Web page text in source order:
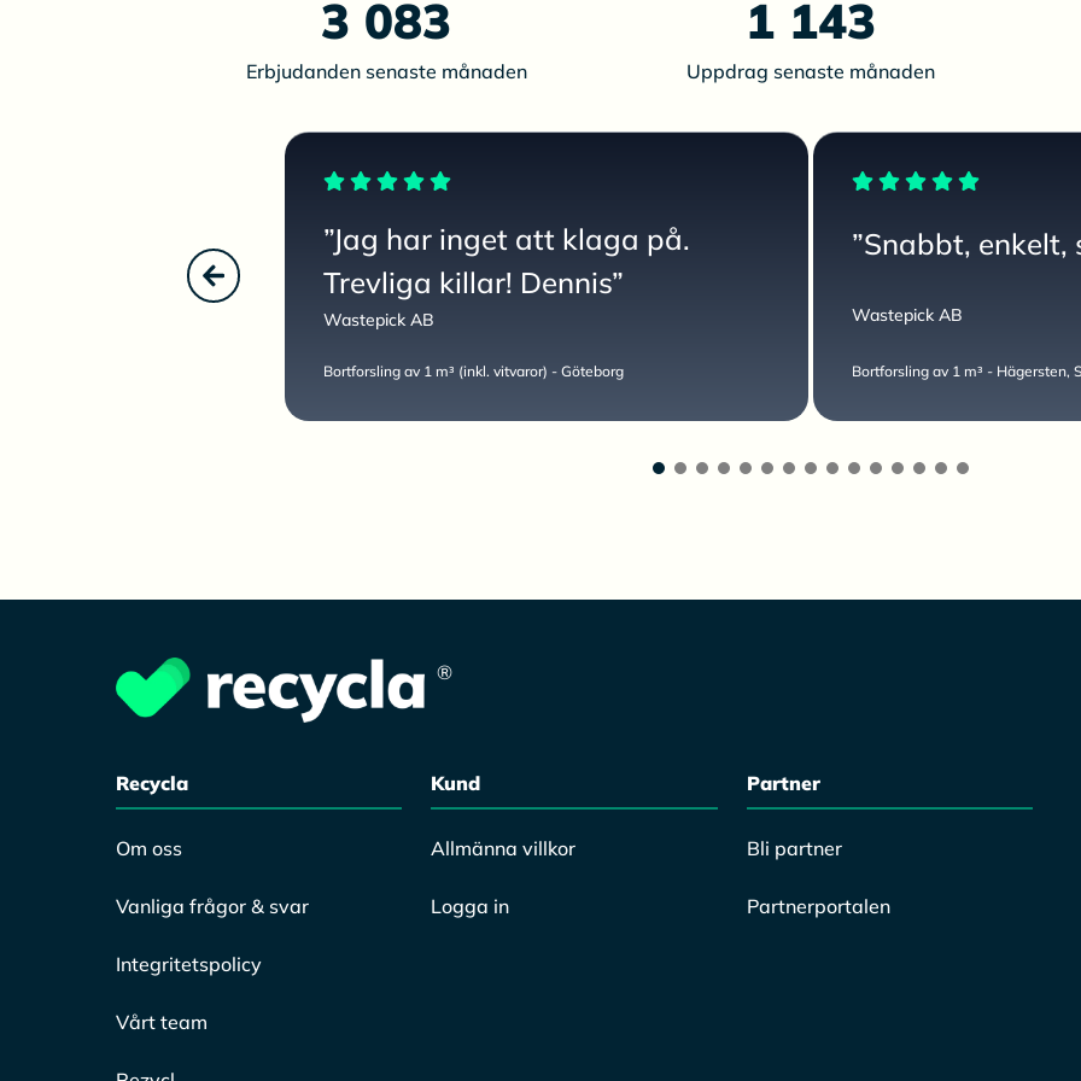
3 083
Erbjudanden senaste månaden
1 143
Uppdrag senaste månaden
”Jag har inget att klaga på.
Trevliga killar! Dennis”
Wastepick AB
Bortforsling av 1 m³ (inkl. vitvaror) - Göteborg
”Snabbt, enkelt,
Wastepick AB
Bortforsling av 1 m³ - Hägersten,
®
Recycla
Om oss
Vanliga frågor & svar
Integritetspolicy
Vårt team
Kund
Allmänna villkor
Logga in
Partner
Bli partner
Partnerportalen